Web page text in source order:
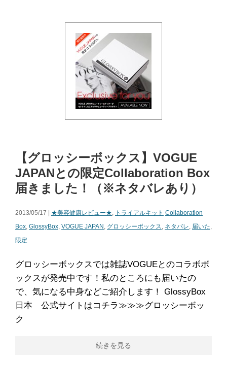
【グロッシーボックス】VOGUE
JAPANとの限定Collaboration Box
届きました！（※ネタバレあり）
2013/05/17 | ★美容健康レビュー★, トライアルキット Collaboration
Box, GlossyBox, VOGUE JAPAN , グロッシーボックス, ネタバレ, 届いた,
限定
グロッシーボックスでは雑誌VOGUEとのコラボボ
ックスが発売中です！私のところにも届いたの
で、気になる中身などご紹介します！ GlossyBox
日本 公式サイトはコチラ≫≫≫グロッシーボッ
ク
続きを見る